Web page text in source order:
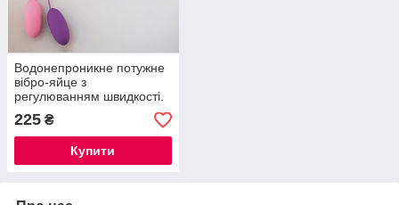
Водонепроникне потужне
вібро-яйце з
регулюванням швидкості.
бузкове
225 ₴
Купити